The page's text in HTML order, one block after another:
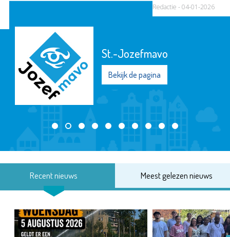
Redactie - 04-01-2026
St.-Jozefmavo
Bekijk de pagina
Recent nieuws Meest gelezen nieuws